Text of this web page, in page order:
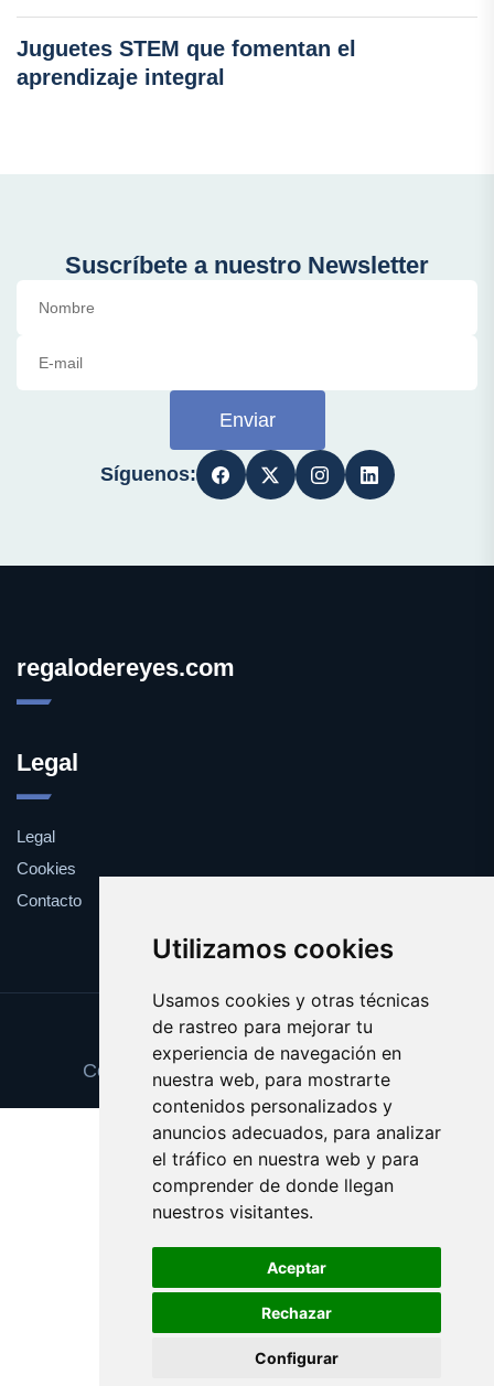
Utilizamos cookies
Usamos cookies y otras técnicas
de rastreo para mejorar tu
experiencia de navegación en
nuestra web, para mostrarte
contenidos personalizados y
anuncios adecuados, para analizar
el tráfico en nuestra web y para
comprender de donde llegan
nuestros visitantes.
Aceptar
Rechazar
Configurar
Juguetes STEM que fomentan el
aprendizaje integral
Suscríbete a nuestro Newsletter
Enviar
Síguenos:
regalodereyes.com
Legal
Legal
Cookies
Contacto
Update cookies preferences
Copyright © 2025 regalodereyes.com